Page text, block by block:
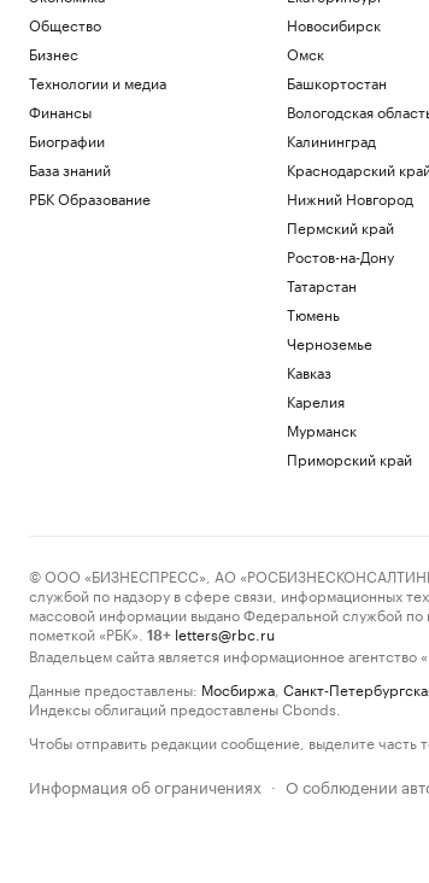
Общество
Бизнес
Технологии и медиа
Финансы
Биографии
База знаний
РБК Образование
Новосибирск
Омск
Башкортостан
Вологодская
Калининград
Краснодарский
Нижний Новгород
Пермский край
Ростов-на-Дону
Татарстан
Тюмень
Черноземье
Кавказ
Карелия
Мурманск
Приморский край
© ООО «БИЗНЕСПРЕСС», АО «РОСБИЗНЕСКОНСАЛТИНГ»,
службой по надзору в сфере связи, информационных
массовой информации выдано Федеральной службой
пометкой «РБК».
18+ letters@rbc.ru
Владельцем сайта является информационное агентство
Данные предоставлены: Мосбиржа Санкт-
Индексы облигаций предоставлены Cbonds.
Чтобы отправить редакции сообщение, выделите часть
Информация об ограничениях · О соблюдении